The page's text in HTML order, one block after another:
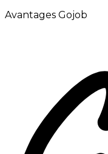
Avantages Gojob